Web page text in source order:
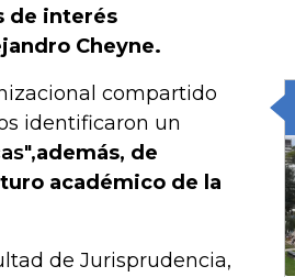
de interés
Cheyne.
compartido
identificaron un
además, de
académico de la
de Jurisprudencia,